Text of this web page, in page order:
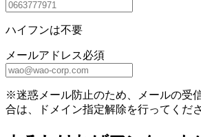
ハイフンは不要
メールアドレス必須
※迷惑メール防止のため、メールの受
合は、ドメイン指定解除を行ってくださ